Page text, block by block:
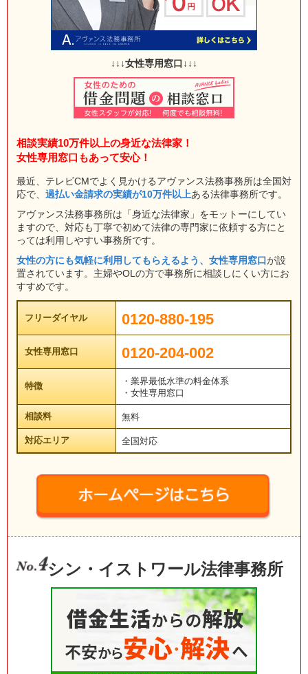
↓↓↓女性専用窓口↓↓↓
相談実績10万件以上の身近な法律家！
女性専用窓口もあって安心！
最近、テレビCMでよく見かけるアヴァンス法務事務所は全国対
応で、 過払い金請求の実績が10万件以上ある法律事務所です。
アヴァンス法務事務所は「身近な法律家」をモットーにしてい
ますので、対応も丁寧で初めて法律の専門家に依頼する方にと
っては利用しやすい事務所です。
女性の方にも気軽に利用してもらえるよう、女性専用窓口が設
置されています。主婦やOLの方で事務所に相談しにくい方にお
すすめです。
フリーダイヤル 0120-880-195
女性専用窓口 0120-204-002
特徴
・業界最低水準の料金体系
・女性専用窓口
相談料 無料
対応エリア 全国対応
シン・イストワール法律事務所